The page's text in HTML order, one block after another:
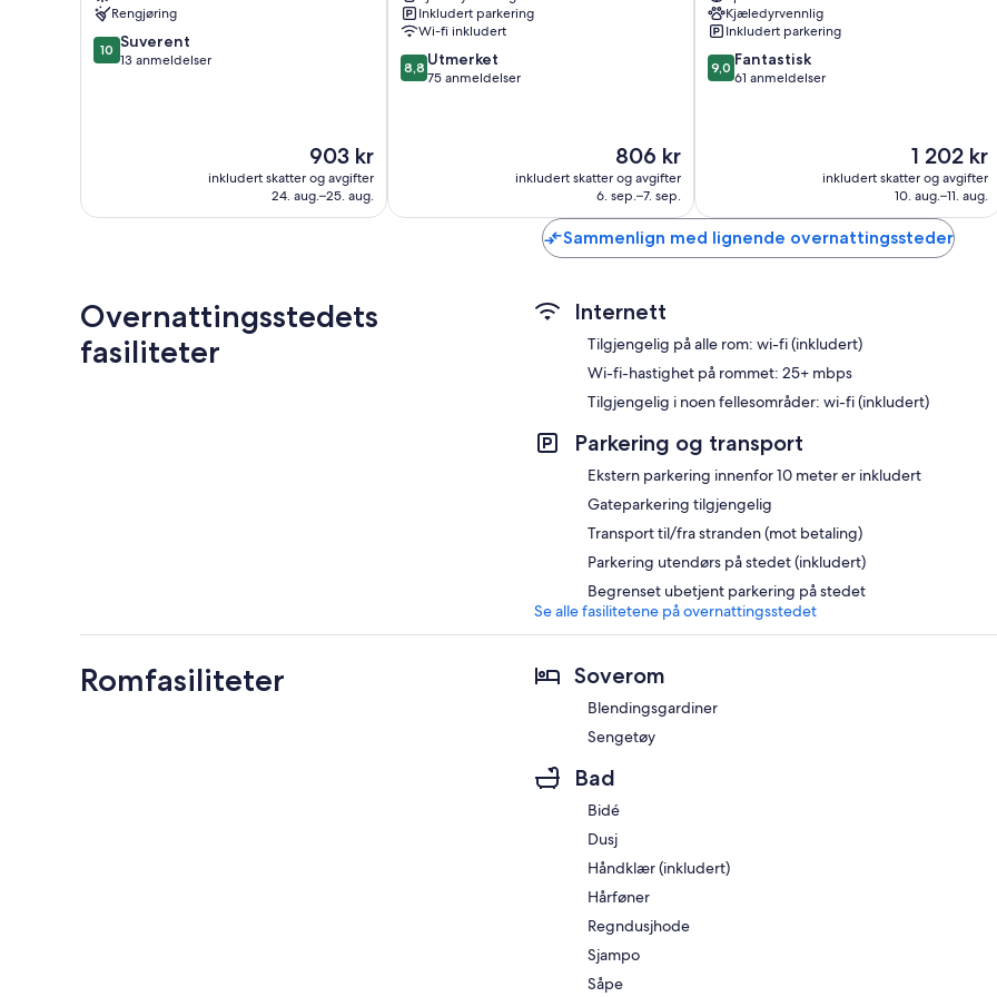
Rengjøring
10.0
av
10 Suverent
13 anmeldelser
Prisen
er
903 kr
903 kr
inkludert skatter og avgifter
24. aug.–25. aug.
Inkludert parkering
Wi-fi inkludert
8.8
av
8,8 Utmerket
75 anmeldelser
Prisen
er
806 kr
806 kr
inkludert skatter og avgifter
6. sep.–7. sep.
Kjæledyrvennlig
Inkludert parkering
9.0
av
9,0 Fantastisk
61 anmeldelser
Prisen
er
1 202 kr
1 202 kr
inkludert skatter og avgifter
10. aug.–11. aug.
Sammenlign med lignende overnattingssteder
Overnattingsstedets
fasiliteter
Internett
Tilgjengelig på alle rom: wi-fi (inkludert)
Wi-fi-hastighet på rommet: 25+ mbps
Tilgjengelig i noen fellesområder: wi-fi (inkludert)
Parkering og transport
Ekstern parkering innenfor 10 meter er inkludert
Gateparkering tilgjengelig
Transport til/fra stranden (mot betaling)
Parkering utendørs på stedet (inkludert)
Begrenset ubetjent parkering på stedet
Se alle fasilitetene på overnattingsstedet
Romfasiliteter Soverom
Blendingsgardiner
Sengetøy
Bad
Bidé
Dusj
Håndklær (inkludert)
Hårføner
Regndusjhode
Sjampo
Såpe